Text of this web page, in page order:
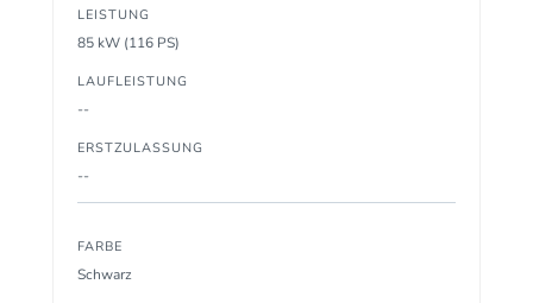
LEISTUNG
85 kW (116 PS)
LAUFLEISTUNG
--
ERSTZULASSUNG
--
FARBE
Schwarz